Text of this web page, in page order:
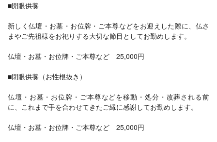
■開眼供養
新しく仏壇・お墓・お位牌・ご本尊などをお迎えした際に、仏さ
まやご先祖様をお祀りする大切な節目としてお勤めします。
仏壇・お墓・お位牌・ご本尊など 25,000円
■閉眼供養（お性根抜き）
仏壇・お墓・お位牌・ご本尊などを移動・処分・改葬される前
に、これまで手を合わせてきたご縁に感謝してお勤めします。
仏壇・お墓・お位牌・ご本尊など 25,000円